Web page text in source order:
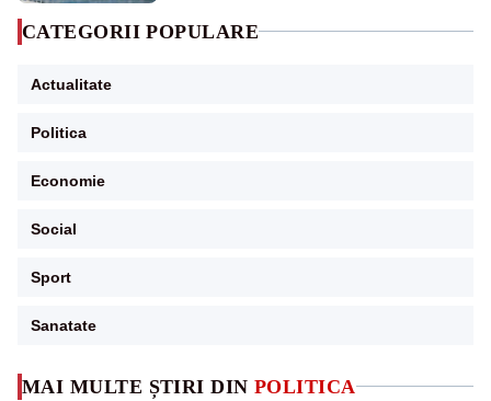
MAI MULTE ȘTIRI DIN POLITICA
CATEGORII POPULARE
Actualitate
Politica
Economie
Social
Sport
Sanatate